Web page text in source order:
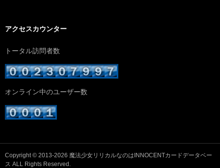
アクセスカウンター
トータル訪問者数
オンライン中のユーザー数
Copyright © 2013-2026 魔法少女リリカルなのはINNOCENTカードデータベー
ス ALL Rights Reserved.